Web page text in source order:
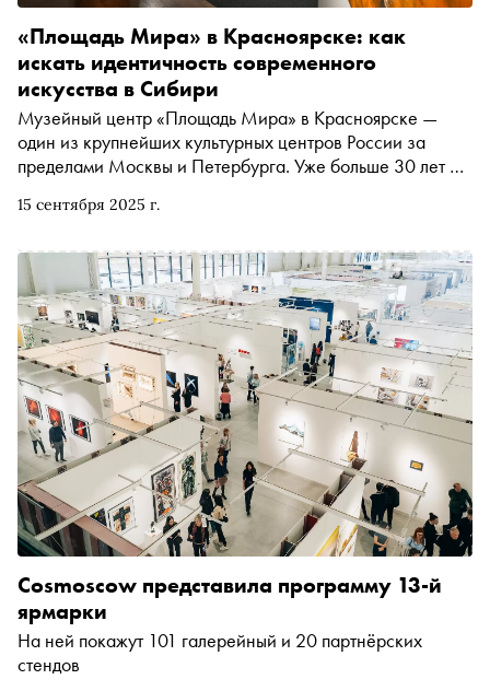
15 сентября 2025 г.
«Площадь Мира» в Красноярске: как
искать идентичность современного
искусства в Сибири
Музейный центр «Площадь Мира» в Красноярске —
один из крупнейших культурных центров России за
пределами Москвы и Петербурга. Уже больше 30 лет он
впервые прошла Музейная ночь, появились первые в
показывали мировых звёзд современного искусства.
Центр не раз отмечали международными премиями, а в
этом году он получил звание «Музей года» по версии
Cosmoscow. Специально для «Сноба» арт-директор
Музейного центра «Площадь Мира» Сергей
Ковалевский и директор Ольга Темникова рассказали
об утопическом наследии авангардистов, поиске
идентичности в современном искусстве Сибири и
специфике работы музейной институции в одном из
отдалённых регионов России
Cosmoscow представила программу 13-й
ярмарки
На ней покажут 101 галерейный и 20 партнёрских
стендов